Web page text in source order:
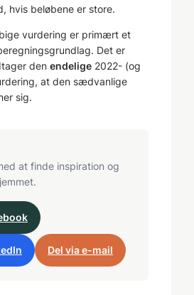
hvis beløbene er store.
vurdering er primært et
Det er
den endelige 2022- (og
at den sædvanlige
sig.
at finde inspiration og
Del via e-mail